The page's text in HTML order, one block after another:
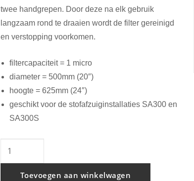
twee handgrepen. Door deze na elk gebruik
langzaam rond te draaien wordt de filter gereinigd
en verstopping voorkomen.
filtercapaciteit = 1 micro
diameter = 500mm (20″)
hoogte = 625mm (24″)
geschikt voor de stofafzuiginstallaties SA300 en
SA300S
stofafzuiginstallatie
Toevoegen aan winkelwagen